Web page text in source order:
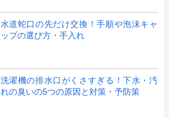
水道蛇口の先だけ交換！手順や泡沫キャ
ップの選び方・手入れ
洗濯機の排水口がくさすぎる！下水・汚
れの臭いの5つの原因と対策・予防策